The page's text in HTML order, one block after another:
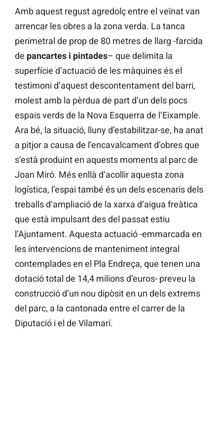
Amb aquest regust agredolç entre el veïnat van
arrencar les obres a la zona verda. La tanca
perimetral de prop de 80 metres de llarg -farcida
de pancartes i pintades– que delimita la
superfície d’actuació de les màquines és el
testimoni d’aquest descontentament del barri,
molest amb la pèrdua de part d’un dels pocs
espais verds de la Nova Esquerra de l’Eixample.
Ara bé, la situació, lluny d’estabilitzar-se, ha anat
a pitjor a causa de l’encavalcament d’obres que
s’està produint en aquests moments al parc de
Joan Miró. Més enllà d’acollir aquesta zona
logística, l’espai també és un dels escenaris dels
treballs d’ampliació de la xarxa d’aigua freàtica
que està impulsant des del passat estiu
l’Ajuntament. Aquesta actuació -emmarcada en
les intervencions de manteniment integral
contemplades en el Pla Endreça, que tenen una
dotació total de 14,4 milions d’euros- preveu la
construcció d’un nou dipòsit en un dels extrems
del parc, a la cantonada entre el carrer de la
Diputació i el de Vilamarí.